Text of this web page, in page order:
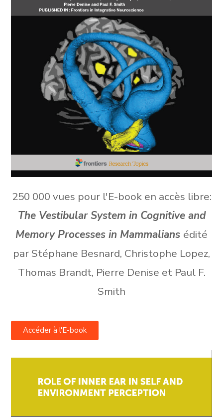
250 000 vues pour l'E-book en accès libre:
The Vestibular System in Cognitive and
Memory Processes in Mammalians édité
par Stéphane Besnard, Christophe Lopez,
Thomas Brandt, Pierre Denise et Paul F.
Smith
Accéder à l'E-book